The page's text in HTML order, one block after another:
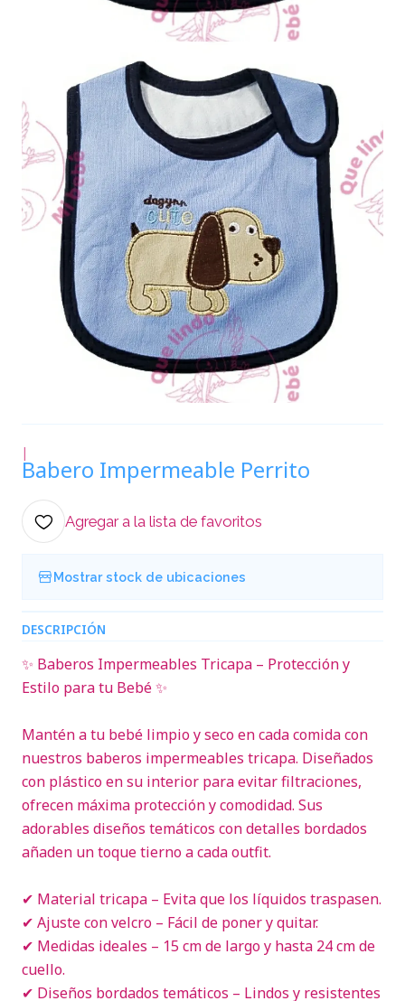
|
Babero Impermeable Perrito
Agregar a la lista de favoritos
Mostrar stock de ubicaciones
DESCRIPCIÓN
✨ Baberos Impermeables Tricapa – Protección y
Estilo para tu Bebé ✨
Mantén a tu bebé limpio y seco en cada comida con
nuestros baberos impermeables tricapa. Diseñados
con plástico en su interior para evitar filtraciones,
ofrecen máxima protección y comodidad. Sus
adorables diseños temáticos con detalles bordados
añaden un toque tierno a cada outfit.
✔ Material tricapa – Evita que los líquidos traspasen.
✔ Ajuste con velcro – Fácil de poner y quitar.
✔ Medidas ideales – 15 cm de largo y hasta 24 cm de
cuello.
✔ Diseños bordados temáticos – Lindos y resistentes